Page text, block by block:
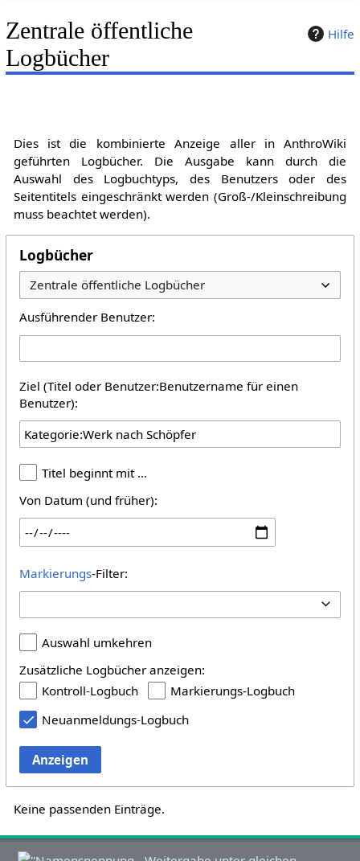
Hilfe
Zentrale öffentliche
Logbücher
Dies ist die kombinierte Anzeige aller in AnthroWiki
geführten Logbücher. Die Ausgabe kann durch die
Auswahl des Logbuchtyps, des Benutzers oder des
Seitentitels eingeschränkt werden (Groß-/Kleinschreibung
muss beachtet werden).
Logbücher
Ausführender Benutzer:
Ziel (Titel oder Benutzer:Benutzername für einen
Benutzer):
Titel beginnt mit …
Von Datum (und früher):
Markierungs-Filter:
Auswahl umkehren
Zusätzliche Logbücher anzeigen:
Kontroll-Logbuch
Markierungs-Logbuch
Neuanmeldungs-Logbuch
Anzeigen
Keine passenden Einträge.